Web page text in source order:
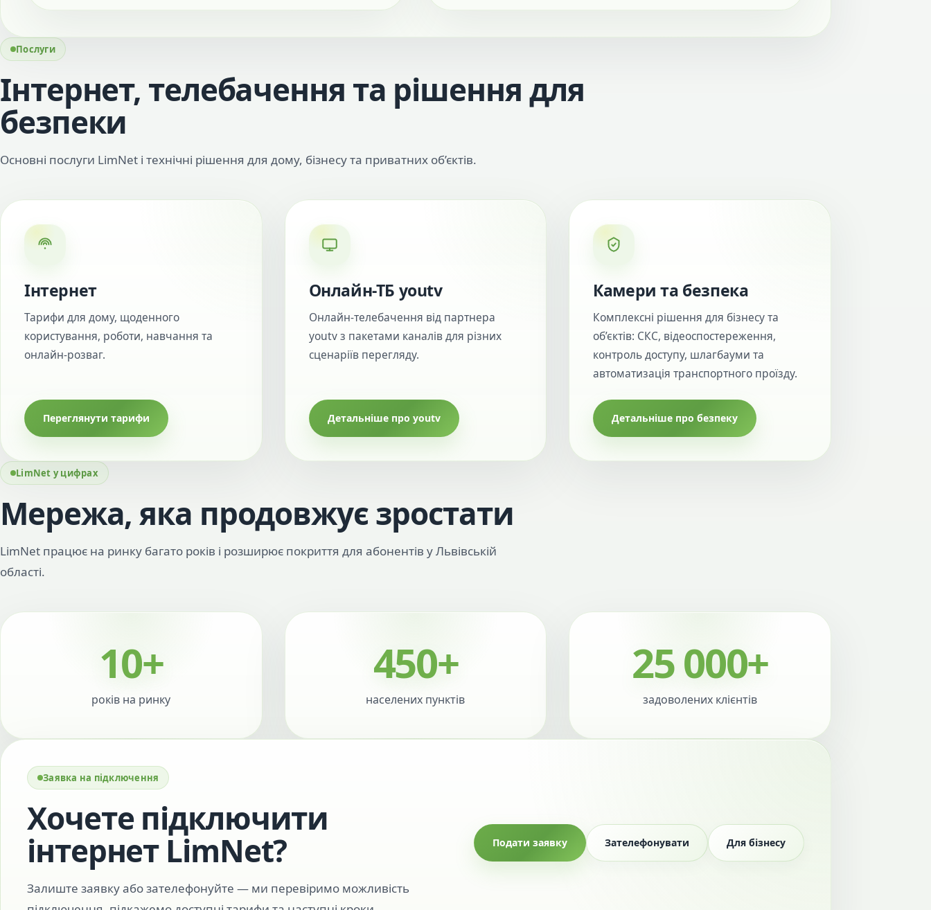
Послуги
Інтернет, телебачення та рішення для
безпеки
Основні послуги LimNet і технічні рішення для дому, бізнесу та приватних об’єктів.
Інтернет
Тарифи для дому, щоденного
користування, роботи, навчання та
онлайн-розваг.
Переглянути тарифи
Онлайн-ТБ youtv
Онлайн-телебачення від партнера
youtv з пакетами каналів для різних
сценаріїв перегляду.
Детальніше про youtv
Камери та безпека
Комплексні рішення для бізнесу та
об’єктів: СКС, відеоспостереження,
контроль доступу, шлагбауми та
автоматизація транспортного проїзду.
Детальніше про безпеку
LimNet у цифрах
Мережа, яка продовжує зростати
LimNet працює на ринку багато років і розширює покриття для абонентів у Львівській
області.
10+
років на ринку
450+
населених пунктів
25 000+
задоволених клієнтів
Заявка на підключення
Хочете підключити
інтернет LimNet?
Залиште заявку або зателефонуйте — ми перевіримо можливість
Подати заявку Зателефонувати Для бізнесу